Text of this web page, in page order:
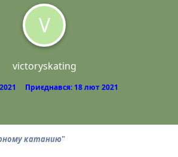
V
victoryskating
Приєднався: 18 лют 2021
катанию"